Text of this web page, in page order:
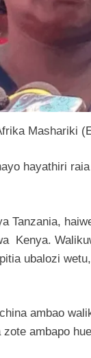
Mashariki
hayathiri
Tanzania,
Kenya.
ubalozi
ambao
ambapo